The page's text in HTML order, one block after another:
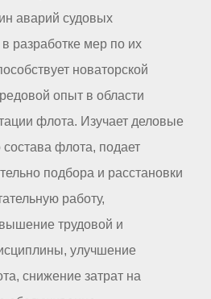
аварий судовых
разработке мер по их
новаторской
опыт в области
флота. Изучает деловые
состава флота, подает
подбора и расстановки
работу,
трудовой и
улучшение
снижение затрат на